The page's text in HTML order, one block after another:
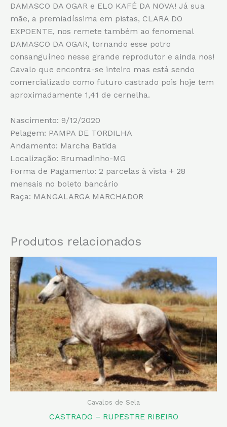
DAMASCO DA OGAR e ELO KAFÉ DA NOVA! Já sua
mãe, a premiadíssima em pistas, CLARA DO
EXPOENTE, nos remete também ao fenomenal
DAMASCO DA OGAR, tornando esse potro
consanguíneo nesse grande reprodutor e ainda nos!
Cavalo que encontra-se inteiro mas está sendo
comercializado como futuro castrado pois hoje tem
aproximadamente 1,41 de cernelha.
Nascimento: 9/12/2020
Pelagem: PAMPA DE TORDILHA
Andamento: Marcha Batida
Localização: Brumadinho-MG
Forma de Pagamento: 2 parcelas à vista + 28
mensais no boleto bancário
Raça: MANGALARGA MARCHADOR
Produtos relacionados
Cavalos de Sela
CASTRADO – RUPESTRE RIBEIRO